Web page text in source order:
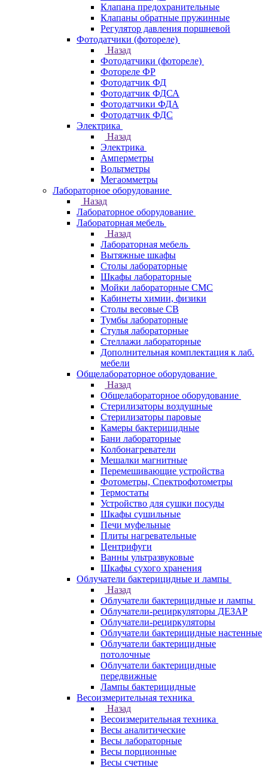
Клапана предохранительные
Клапаны обратные пружинные
Регулятор давления поршневой
Фотодатчики (фотореле)
Назад
Фотодатчики (фотореле)
Фотореле ФР
Фотодатчик ФД
Фотодатчик ФДСА
Фотодатчики ФДА
Фотодатчик ФДС
Электрика
Назад
Электрика
Амперметры
Вольтметры
Мегаомметры
Лабораторное оборудование
Назад
Лабораторное оборудование
Лабораторная мебель
Назад
Лабораторная мебель
Вытяжные шкафы
Столы лабораторные
Шкафы лабораторные
Мойки лабораторные СМС
Кабинеты химии, физики
Столы весовые СВ
Тумбы лабораторные
Стулья лабораторные
Стеллажи лабораторные
Дополнительная комплектация к лаб.
мебели
Общелабораторное оборудование
Назад
Общелабораторное оборудование
Стерилизаторы воздушные
Стерилизаторы паровые
Камеры бактерицидные
Бани лабораторные
Колбонагреватели
Мешалки магнитные
Перемешивающие устройства
Фотометры, Спектрофотометры
Термостаты
Устройство для сушки посуды
Шкафы сушильные
Печи муфельные
Плиты нагревательные
Центрифуги
Ванны ультразвуковые
Шкафы сухого хранения
Облучатели бактерицидные и лампы
Назад
Облучатели бактерицидные и лампы
Облучатели-рециркуляторы ДЕЗАР
Облучатели-рециркуляторы
Облучатели бактерицидные настенные
Облучатели бактерицидные
потолочные
Облучатели бактерицидные
передвижные
Лампы бактерицидные
Весоизмерительная техника
Назад
Весоизмерительная техника
Весы аналитические
Весы лабораторные
Весы порционные
Весы счетные